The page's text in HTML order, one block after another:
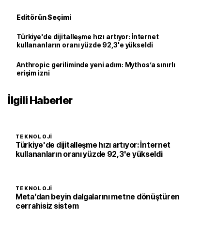
Editörün Seçimi
Türkiye'de dijitalleşme hızı artıyor: İnternet
kullananların oranı yüzde 92,3'e yükseldi
Anthropic geriliminde yeni adım: Mythos’a sınırlı
erişim izni
İlgili Haberler
TEKNOLOJI
Türkiye'de dijitalleşme hızı artıyor: İnternet
kullananların oranı yüzde 92,3'e yükseldi
TEKNOLOJI
Meta’dan beyin dalgalarını metne dönüştüren
cerrahisiz sistem